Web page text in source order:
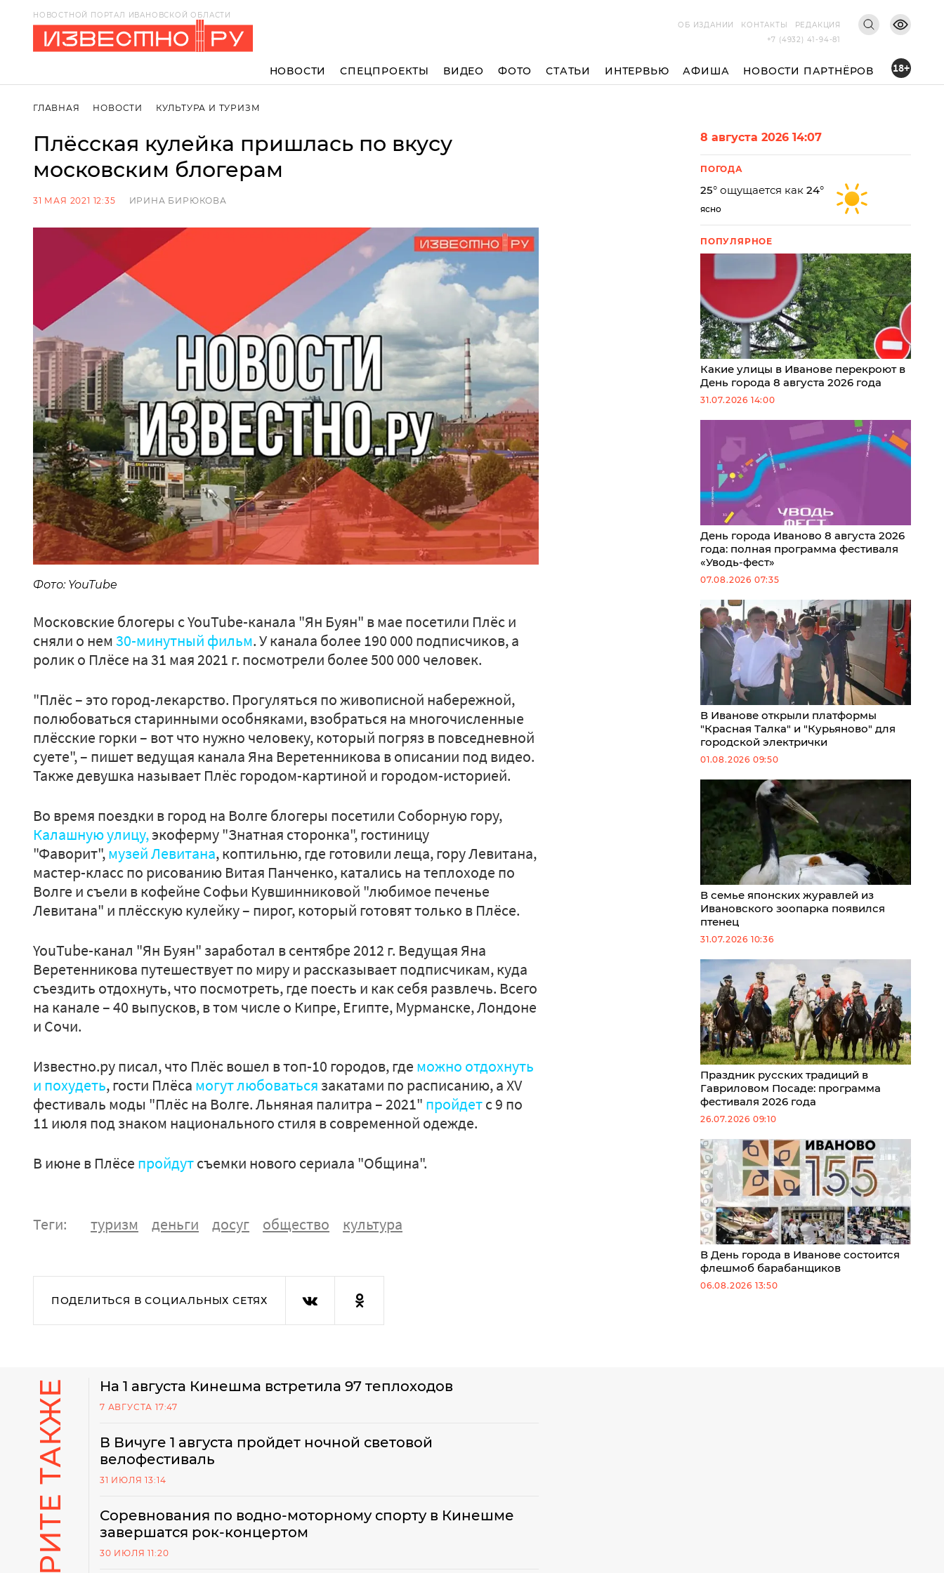
НОВОСТНОЙ ПОРТАЛ ИВАНОВСКОЙ ОБЛАСТИ
ОБ ИЗДАНИИ
КОНТАКТЫ
РЕДАКЦИЯ
+7 (4932) 41-94-81
НОВОСТИ СПЕЦПРОЕКТЫ ВИДЕО ФОТО СТАТЬИ ИНТЕРВЬЮ АФИША НОВОСТИ ПАРТНЁРОВ 18+
ГЛАВНАЯ НОВОСТИ КУЛЬТУРА И ТУРИЗМ
Плёсская кулейка пришлась по вкусу
московским блогерам
31 МАЯ 2021 12:35 ИРИНА БИРЮКОВА
Фото: YouTube
Московские блогеры с YouTube-канала "Ян Буян" в мае посетили Плёс и
сняли о нем30-минутный фильм. У канала более 190 000 подписчиков, а
ролик о Плёсе на 31 мая 2021 г. посмотрели более 500 000 человек.
"Плёс – это город-лекарство. Прогуляться по живописной набережной,
полюбоваться старинными особняками, взобраться на многочисленные
плёсские горки – вот что нужно человеку, который погряз в повседневной
суете", – пишет ведущая канала Яна Веретенникова в описании под видео.
Также девушка называет Плёс городом-картиной и городом-историей.
Во время поездки в город на Волге блогеры посетили Соборную гору,
Калашную улицу,экоферму "Знатная сторонка", гостиницу
"Фаворит",музей Левитана, коптильню, где готовили леща, гору Левитана,
мастер-класс по рисованию Витая Панченко, катались на теплоходе по
Волге и съели в кофейне Софьи Кувшинниковой "любимое печенье
Левитана" и плёсскую кулейку – пирог, который готовят только в Плёсе.
YouTube-канал "Ян Буян" заработал в сентябре 2012 г. Ведущая Яна
Веретенникова путешествует по миру и рассказывает подписчикам, куда
съездить отдохнуть, что посмотреть, где поесть и как себя развлечь. Всего
на канале – 40 выпусков, в том числе о Кипре, Египте, Мурманске, Лондоне
и Сочи.
Известно.ру писал, что Плёс вошел в топ-10 городов, где можно отдохнуть
и похудеть, гости Плёса могут любоваться закатами по расписанию, а XV
фестиваль моды "Плёс на Волге. Льняная палитра – 2021" пройдетс 9 по
11 июля под знаком национального стиля в современной одежде.
В июне в Плёсе пройдутсъемки нового сериала "Община".
Теги: туризм деньги досуг общество культура
ПОДЕЛИТЬСЯ В СОЦИАЛЬНЫХ СЕТЯХ
8 августа 2026 14:07
ПОГОДА
25° ощущается как 24°
ясно
ПОПУЛЯРНОЕ
Какие улицы в Иванове перекроют в
День города 8 августа 2026 года
31.07.2026 14:00
День города Иваново 8 августа 2026
года: полная программа фестиваля
«Уводь-фест»
07.08.2026 07:35
В Иванове открыли платформы
"Красная Талка" и "Курьяново" для
городской электрички
01.08.2026 09:50
В семье японских журавлей из
Ивановского зоопарка появился
птенец
31.07.2026 10:36
Праздник русских традиций в
Гавриловом Посаде: программа
фестиваля 2026 года
26.07.2026 09:10
В День города в Иванове состоится
флешмоб барабанщиков
06.08.2026 13:50
На 1 августа Кинешма встретила 97 теплоходов
7 АВГУСТА 17:47
В Вичуге 1 августа пройдет ночной световой
велофестиваль
31 ИЮЛЯ 13:14
Соревнования по водно-моторному спорту в Кинешме
завершатся рок-концертом
30 ИЮЛЯ 11:20